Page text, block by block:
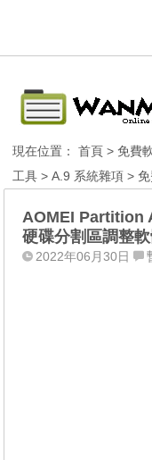
現在位置：首頁 >免費
工具 >A.9 系統雜項 >
AOMEI Partition
硬碟分割區調整
2022年06月30日